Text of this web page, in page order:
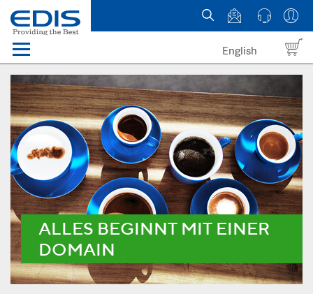
Menü
Domains
Webhosting Österreich
News
über EDIS
English
ALLES BEGINNT MIT EINER
DOMAIN